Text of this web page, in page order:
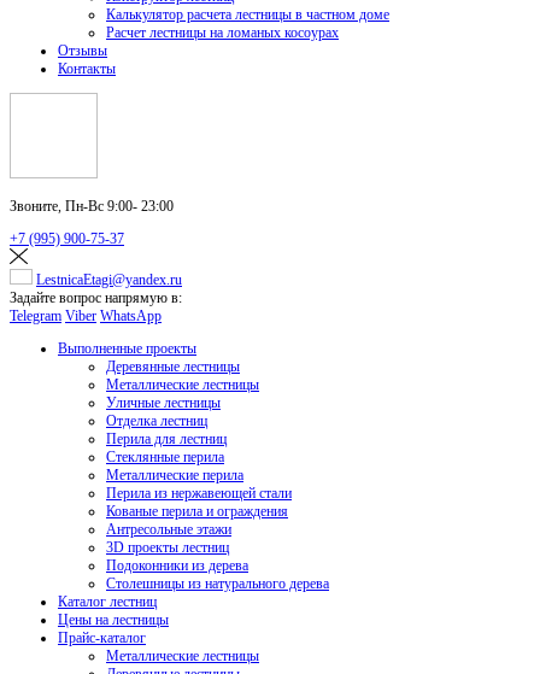
Калькулятор расчета лестницы в частном доме
Расчет лестницы на ломаных косоурах
Отзывы
Контакты
Звоните, Пн-Вс 9:00- 23:00
+7 (995) 900-75-37
LestnicaEtagi@yandex.ru
Задайте вопрос напрямую в:
Telegram Viber WhatsApp
Выполненные проекты
Деревянные лестницы
Металлические лестницы
Уличные лестницы
Отделка лестниц
Перила для лестниц
Стеклянные перила
Металлические перила
Перила из нержавеющей стали
Кованые перила и ограждения
Антресольные этажи
3D проекты лестниц
Подоконники из дерева
Столешницы из натурального дерева
Каталог лестниц
Цены на лестницы
Прайс-каталог
Металлические лестницы